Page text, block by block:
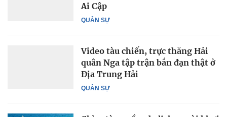
QUÂN SỰ
Ai Cập
QUÂN SỰ
Video tàu chiến, trực thăng Hải
quân Nga tập trận bắn đạn thật ở
Địa Trung Hải